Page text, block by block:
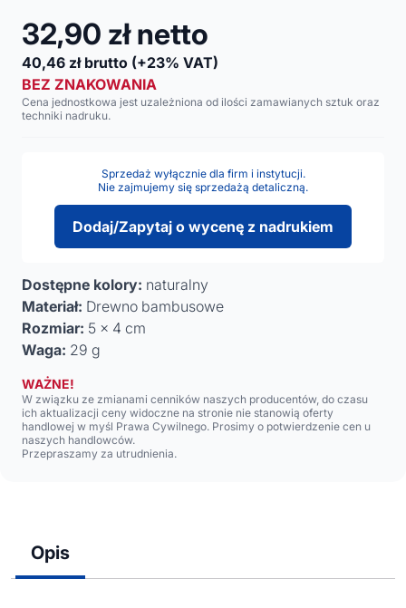
32,90 zł netto
40,46 zł brutto (+23% VAT)
BEZ ZNAKOWANIA
Cena jednostkowa jest uzależniona od ilości zamawianych sztuk oraz
techniki nadruku.
Sprzedaż wyłącznie dla firm i instytucji.
Nie zajmujemy się sprzedażą detaliczną.
Dodaj/Zapytaj o wycenę z nadrukiem
Dostępne kolory: naturalny
Materiał: Drewno bambusowe
Rozmiar: 5 x 4 cm
Waga: 29 g
WAŻNE!
W związku ze zmianami cenników naszych producentów, do czasu
ich aktualizacji ceny widoczne na stronie nie stanowią oferty
handlowej w myśl Prawa Cywilnego. Prosimy o potwierdzenie cen u
naszych handlowców.
Przepraszamy za utrudnienia.
Opis